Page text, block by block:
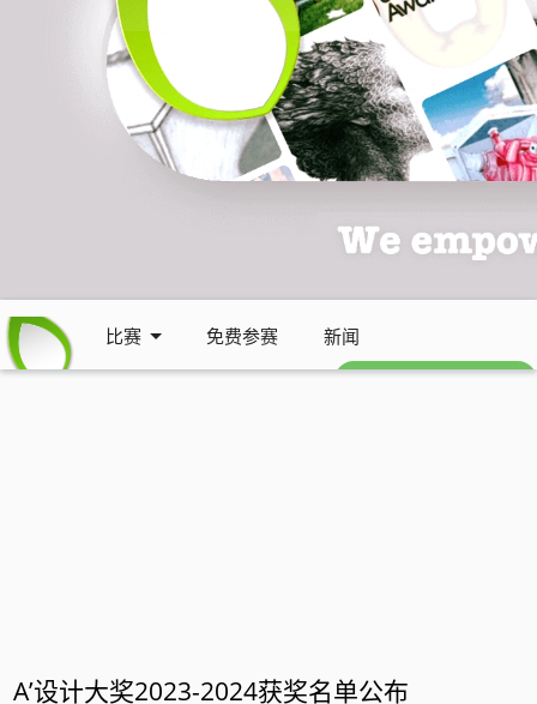
比赛 免费参赛 新闻
免费每周通讯 (英文)
A’设计大奖2023-2024获奖名单公布